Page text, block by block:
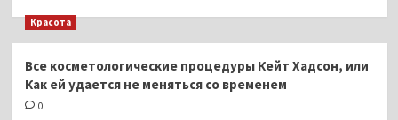
Красота
Все косметологические процедуры Кейт Хадсон, или
Как ей удается не меняться со временем
0